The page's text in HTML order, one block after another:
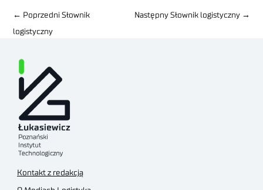
← Poprzedni Słownik
logistyczny
Następny Słownik logistyczny →
Kontakt z redakcją